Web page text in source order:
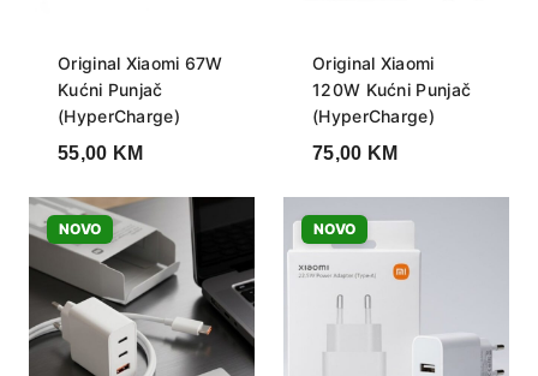
Original Xiaomi 67W
Kućni Punjač
(HyperCharge)
55,00 KM
Original Xiaomi
120W Kućni Punjač
(HyperCharge)
75,00 KM
NOVO NOVO